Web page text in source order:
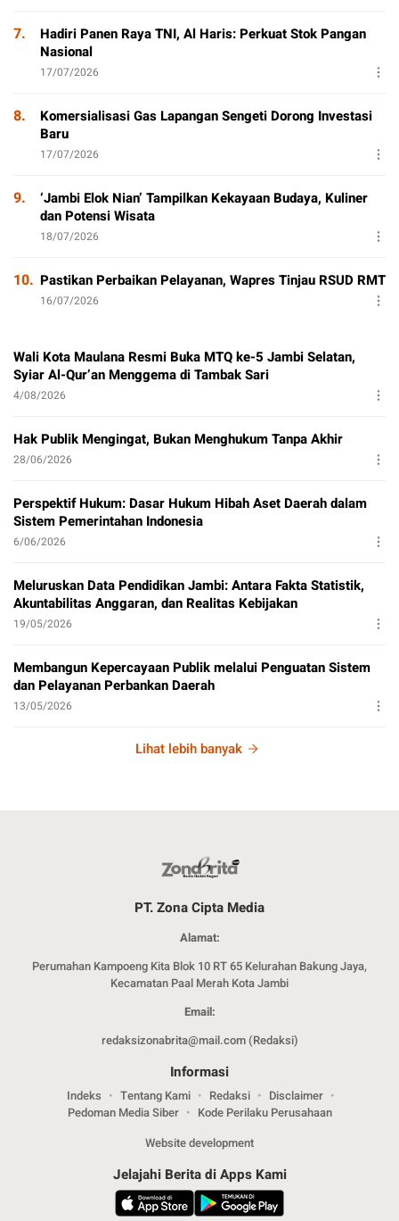
7.
Hadiri Panen Raya TNI, Al Haris: Perkuat Stok Pangan
Nasional
17/07/2026
8.
Komersialisasi Gas Lapangan Sengeti Dorong Investasi
Baru
17/07/2026
9.
‘Jambi Elok Nian’ Tampilkan Kekayaan Budaya, Kuliner
dan Potensi Wisata
18/07/2026
10. Pastikan Perbaikan Pelayanan, Wapres Tinjau RSUD RMT
16/07/2026
Wali Kota Maulana Resmi Buka MTQ ke-5 Jambi Selatan,
Syiar Al-Qur’an Menggema di Tambak Sari
4/08/2026
Hak Publik Mengingat, Bukan Menghukum Tanpa Akhir
28/06/2026
Perspektif Hukum: Dasar Hukum Hibah Aset Daerah dalam
Sistem Pemerintahan Indonesia
6/06/2026
Meluruskan Data Pendidikan Jambi: Antara Fakta Statistik,
Akuntabilitas Anggaran, dan Realitas Kebijakan
19/05/2026
Membangun Kepercayaan Publik melalui Penguatan Sistem
dan Pelayanan Perbankan Daerah
13/05/2026
Lihat lebih banyak
PT. Zona Cipta Media
Alamat:
Perumahan Kampoeng Kita Blok 10 RT 65 Kelurahan Bakung Jaya,
Kecamatan Paal Merah Kota Jambi
Email:
redaksizonabrita@mail.com (Redaksi)
Informasi
Indeks Tentang Kami Redaksi
Disclaimer
Pedoman Media Siber
Kode Perilaku Perusahaan
Website development
Jelajahi Berita di Apps Kami